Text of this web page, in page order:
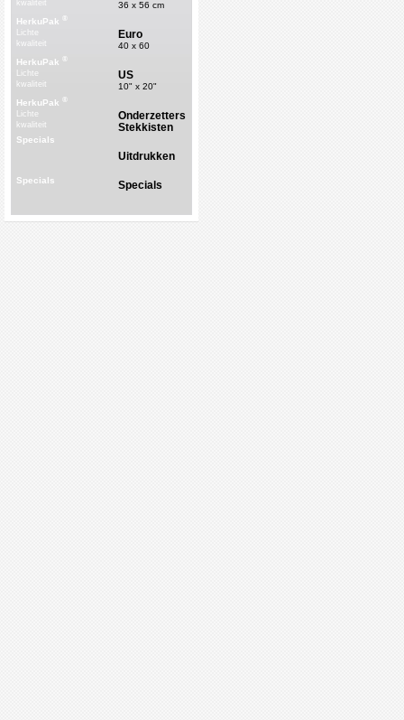
kwaliteit
36 x 56 cm
HerkuPak ®
Lichte
kwaliteit
Euro
40 x 60
HerkuPak ®
Lichte
kwaliteit
US
10" x 20"
HerkuPak ®
Lichte
kwaliteit
Onderzetters
Stekkisten
Specials
Uitdrukken
Specials Specials